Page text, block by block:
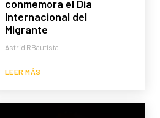
conmemora el Día
Internacional del
Migrante
Astrid RBautista
LEER MÁS